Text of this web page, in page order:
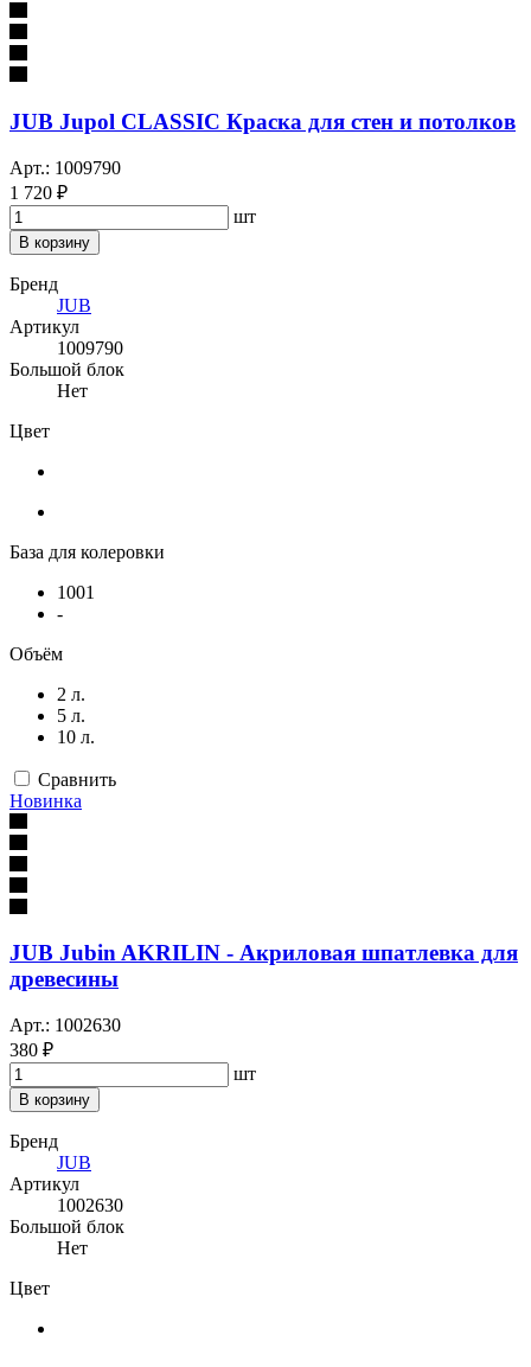
JUB Jupol CLASSIC Краска для стен и потолков
Арт.: 1009790
1 720 ₽
шт
В корзину
Бренд
JUB
Артикул
1009790
Большой блок
Нет
Цвет
База для колеровки
1001
-
Объём
2 л.
5 л.
10 л.
Сравнить
Новинка
JUB Jubin AKRILIN - Акриловая шпатлевка для
древесины
Арт.: 1002630
380 ₽
шт
В корзину
Бренд
JUB
Артикул
1002630
Большой блок
Нет
Цвет